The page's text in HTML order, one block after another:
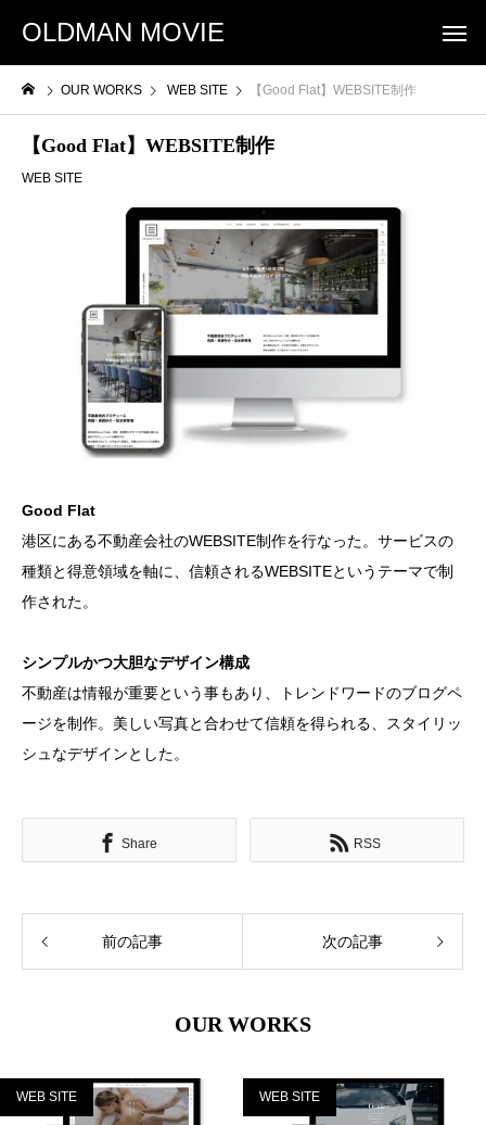
OLDMAN MOVIE
OUR WORKS WEB SITE 【Good Flat】WEBSITE制作
【Good Flat】WEBSITE制作
WEB SITE
Good Flat
港区にある不動産会社のWEBSITE制作を行なった。サービスの
種類と得意領域を軸に、信頼されるWEBSITEというテーマで制
作された。
シンプルかつ大胆なデザイン構成
不動産は情報が重要という事もあり、トレンドワードのブログペ
ージを制作。美しい写真と合わせて信頼を得られる、スタイリッ
シュなデザインとした。
Share RSS
前の記事 次の記事
OUR WORKS
WEB SITE WEB SITE